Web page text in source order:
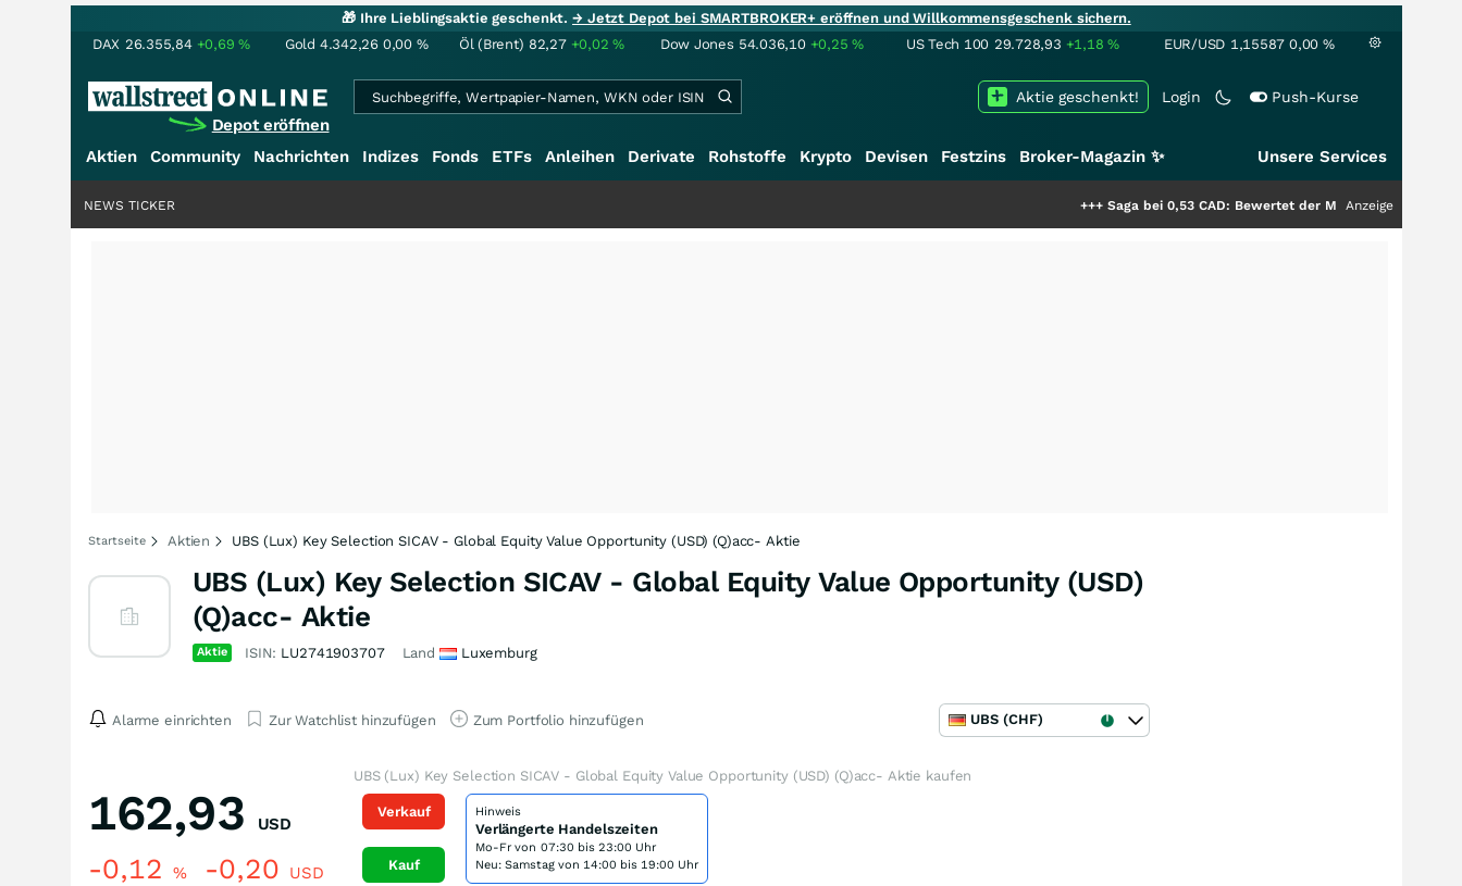
🎁 Ihre Lieblingsaktie geschenkt.→ Jetzt Depot bei SMARTBROKER+ eröffnen und Willkommensgeschenk sichern.
DAX 26.355,84 +0,69% Gold 4.342,26 0,00 % Öl (Brent) 82,27 +0,02% Dow Jones 54.036,10 +0,25% US Tech 100 29.728,93 +1,18% EUR/USD 1,15587 0,00 %
Depot eröffnen
Login Push-Kurse
Aktie geschenkt!
Aktien Community Nachrichten Indizes Fonds ETFs Anleihen Derivate Rohstoffe Krypto Devisen Festzins Broker-Magazin ✨ Unsere Services
Saga bei 0,53 CAD: Bewertet der Markt noch immer nur die
Anzeige
NEWS TICKER
Startseite Aktien UBS (Lux) Key Selection SICAV - Global Equity Value Opportunity (USD) (Q)acc- Aktie
UBS (Lux) Key Selection SICAV - Global Equity Value Opportunity (USD)
(Q)acc- Aktie
Aktie ISIN: LU2741903707 Land Luxemburg
Alarme einrichten Zur Watchlist hinzufügen Zum Portfolio hinzufügen UBS (CHF)
162,93 USD
-0,12 % -0,20 USD
UBS (Lux) Key Selection SICAV - Global Equity Value Opportunity (USD) (Q)acc- Aktie kaufen
Verkauf
Kauf
Hinweis
Verlängerte Handelszeiten
Mo-Fr von 07:30 bis 23:00 Uhr
Neu: Samstag von 14:00 bis 19:00 Uhr